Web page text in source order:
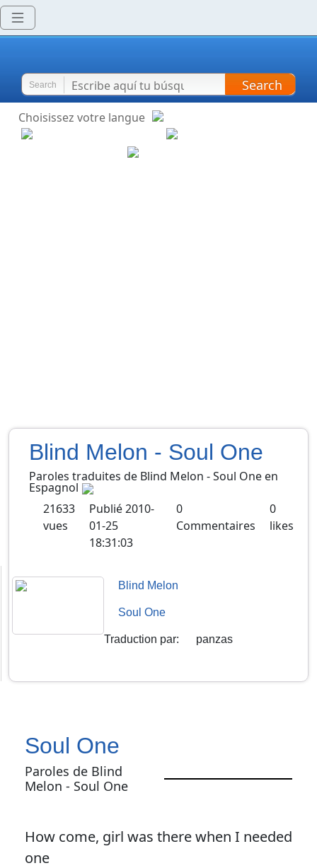
Search Search
Choisissez votre langue
Blind Melon - Soul One
Paroles traduites de Blind Melon -Soul One en
Espagnol
21633
vues
Publié2010-
01-25
18:31:03
0
Commentaires
0
likes
Blind Melon
Soul One
Traduction par: panzas
Soul One
Paroles de Blind
Melon - Soul One
How come, girl was there when I needed
one